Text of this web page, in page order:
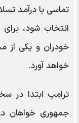
تماسی با درآمد
انتخاب شود، برای
خودران و یکی از
خواهد آورد.
ترامپ ابتدا در
جمهوری خواهان